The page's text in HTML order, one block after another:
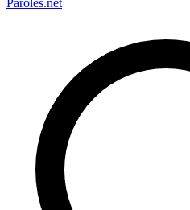
Paroles.net